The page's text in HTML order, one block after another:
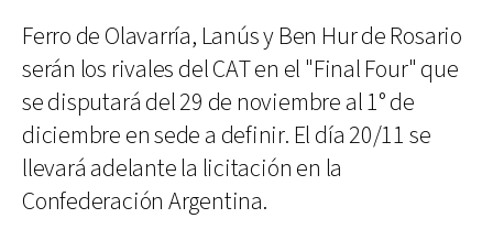
Ferro de Olavarría, Lanús y Ben Hur de Rosario
serán los rivales del CAT en el "Final Four" que
se disputará del 29 de noviembre al 1° de
diciembre en sede a definir. El día 20/11 se
llevará adelante la licitación en la
Confederación Argentina.